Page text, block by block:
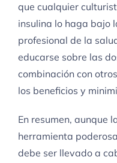
que cualquier
insulina lo haga bajo
profesional de la
educarse sobre las
combinación con
los beneficios y
En resumen, aunque
herramienta
debe ser llevado a